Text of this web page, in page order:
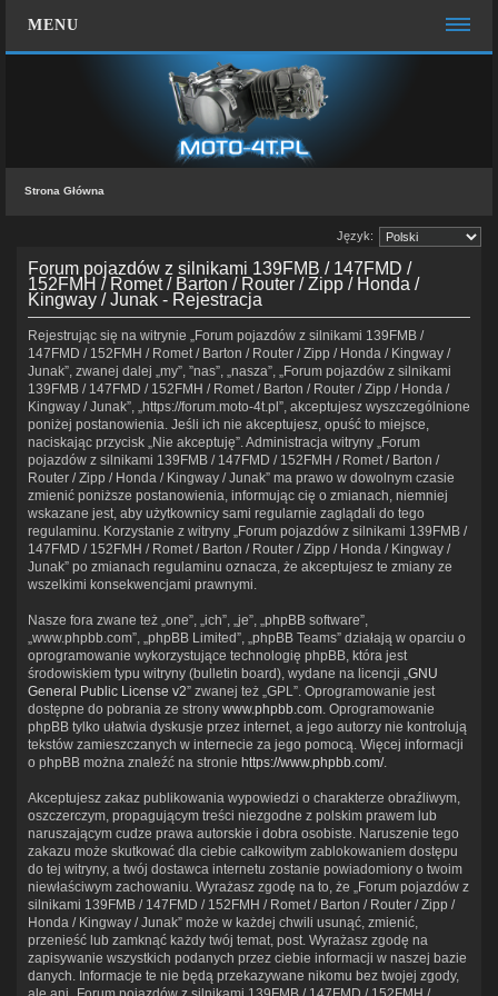
MENU
Zespół administracyjny
FAQ
ZALOGUJ SIĘ
Strona Główna
Język:
Forum pojazdów z silnikami 139FMB / 147FMD /
152FMH / Romet / Barton / Router / Zipp / Honda /
Kingway / Junak - Rejestracja
Rejestrując się na witrynie „Forum pojazdów z silnikami 139FMB /
147FMD / 152FMH / Romet / Barton / Router / Zipp / Honda / Kingway /
Junak”, zwanej dalej „my”, ”nas”, „nasza”, „Forum pojazdów z silnikami
139FMB / 147FMD / 152FMH / Romet / Barton / Router / Zipp / Honda /
Kingway / Junak”, „https://forum.moto-4t.pl”, akceptujesz wyszczególnione
poniżej postanowienia. Jeśli ich nie akceptujesz, opuść to miejsce,
naciskając przycisk „Nie akceptuję”. Administracja witryny „Forum
pojazdów z silnikami 139FMB / 147FMD / 152FMH / Romet / Barton /
Router / Zipp / Honda / Kingway / Junak” ma prawo w dowolnym czasie
zmienić poniższe postanowienia, informując cię o zmianach, niemniej
wskazane jest, aby użytkownicy sami regularnie zaglądali do tego
regulaminu. Korzystanie z witryny „Forum pojazdów z silnikami 139FMB /
147FMD / 152FMH / Romet / Barton / Router / Zipp / Honda / Kingway /
Junak” po zmianach regulaminu oznacza, że akceptujesz te zmiany ze
wszelkimi konsekwencjami prawnymi.
Nasze fora zwane też „one”, „ich”, „je”, „phpBB software”,
„www.phpbb.com”, „phpBB Limited”, „phpBB Teams” działają w oparciu o
oprogramowanie wykorzystujące technologię phpBB, która jest
środowiskiem typu witryny (bulletin board), wydane na licencji „GNU
General Public License v2” zwanej też „GPL”. Oprogramowanie jest
dostępne do pobrania ze strony www.phpbb.com. Oprogramowanie
phpBB tylko ułatwia dyskusje przez internet, a jego autorzy nie kontrolują
tekstów zamieszczanych w internecie za jego pomocą. Więcej informacji
o phpBB można znaleźć na stronie https://www.phpbb.com/.
Akceptujesz zakaz publikowania wypowiedzi o charakterze obraźliwym,
oszczerczym, propagującym treści niezgodne z polskim prawem lub
naruszającym cudze prawa autorskie i dobra osobiste. Naruszenie tego
zakazu może skutkować dla ciebie całkowitym zablokowaniem dostępu
do tej witryny, a twój dostawca internetu zostanie powiadomiony o twoim
niewłaściwym zachowaniu. Wyrażasz zgodę na to, że „Forum pojazdów z
silnikami 139FMB / 147FMD / 152FMH / Romet / Barton / Router / Zipp /
Honda / Kingway / Junak” może w każdej chwili usunąć, zmienić,
przenieść lub zamknąć każdy twój temat, post. Wyrażasz zgodę na
zapisywanie wszystkich podanych przez ciebie informacji w naszej bazie
danych. Informacje te nie będą przekazywane nikomu bez twojej zgody,